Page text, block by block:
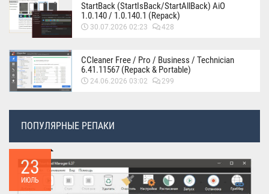
StartBack (StartIsBack/StartAllBack) AiO
1.0.140 / 1.0.140.1 (Repack)
30.07.2026 02:23 428
CCleaner Free / Pro / Business / Technician
6.41.11567 (Repack & Portable)
24.06.2026 03:02 299
ПОПУЛЯРНЫЕ РЕПАКИ
23
ИЮЛЬ